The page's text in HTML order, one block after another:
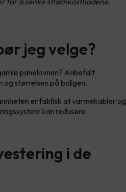
jeg velge?
panelovnen? Anbefalt
og størrelsen på boligen.
er faktisk at varmekabler og
kan redusere
i de